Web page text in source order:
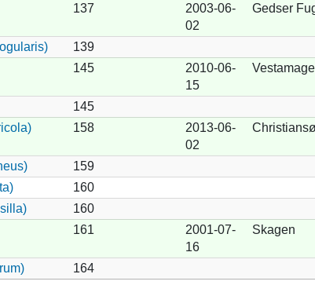
137
2003-06-
02
Gedser
139
145
2010-06-
15
145
158
2013-06-
02
Christiansø
159
160
160
161
2001-07-
16
Skagen
164